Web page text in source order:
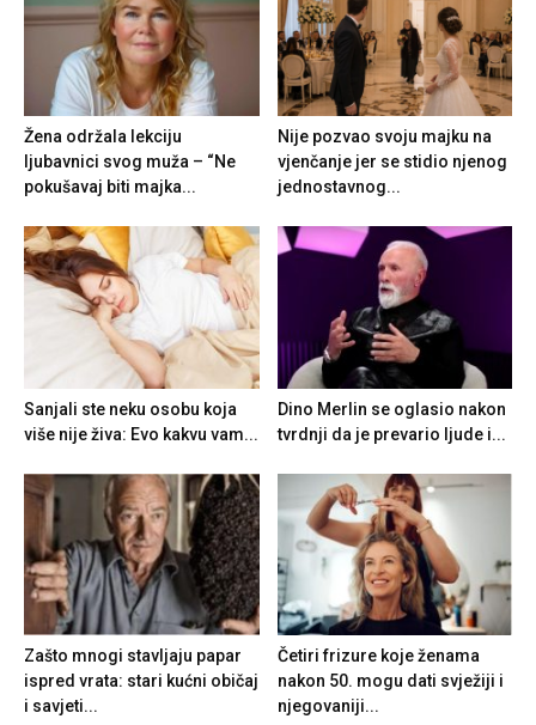
Žena održala lekciju
ljubavnici svog muža – “Ne
pokušavaj biti majka...
Nije pozvao svoju majku na
vjenčanje jer se stidio njenog
jednostavnog...
Sanjali ste neku osobu koja
više nije živa: Evo kakvu vam...
Dino Merlin se oglasio nakon
tvrdnji da je prevario ljude i...
Zašto mnogi stavljaju papar
ispred vrata: stari kućni običaj
i savjeti...
Četiri frizure koje ženama
nakon 50. mogu dati svježiji i
njegovaniji...